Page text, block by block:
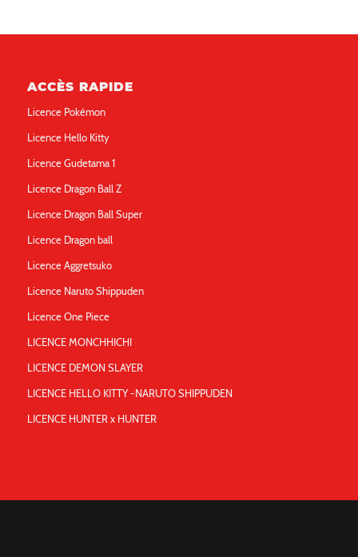
ACCÈS RAPIDE
Licence Pokémon
Licence Hello Kitty
Licence Gudetama 1
Licence Dragon Ball Z
Licence Dragon Ball Super
Licence Dragon ball
Licence Aggretsuko
Licence Naruto Shippuden
Licence One Piece
LICENCE MONCHHICHI
LICENCE DEMON SLAYER
LICENCE HELLO KITTY -NARUTO SHIPPUDEN
LICENCE HUNTER x HUNTER